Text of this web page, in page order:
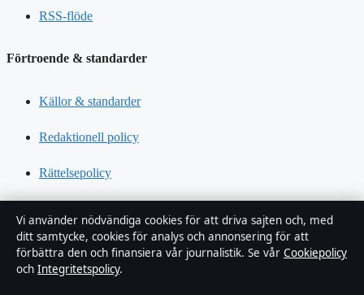
RSS-flöde
Förtroende & standarder
Källor & standarder
Redaktionell policy
Rättelsepolicy
Kändisar & integritet
Integritetspolicy
Vi använder nödvändiga cookies för att driva sajten och, med
ditt samtycke, cookies för analys och annonsering för att
förbättra den och finansiera vår journalistik. Se vår Cookiepolicy
och Integritetspolicy.